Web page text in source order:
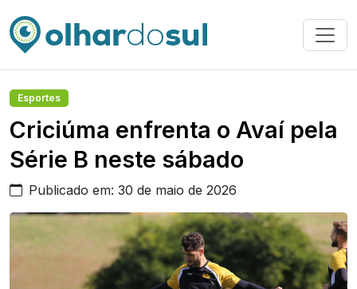
Esportes
Criciúma enfrenta o Avaí pela
Série B neste sábado
Publicado em: 30 de maio de 2026